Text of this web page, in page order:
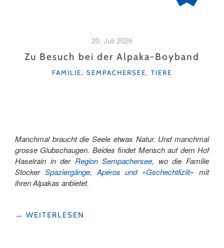
20. Juli 2026
Zu Besuch bei der Alpaka-Boyband
KATEGORIEN
FAMILIE, SEMPACHERSEE, TIERE
Manchmal braucht die Seele etwas Natur. Und manchmal
grosse Glubschaugen. Beides findet Mensch auf dem Hof
Haselrain in der Region Sempachersee, wo die Familie
Stocker Spaziergänge, Apéros und «Gschechtliziit» mit
ihren Alpakas anbietet.
"ZU
→ WEITERLESEN